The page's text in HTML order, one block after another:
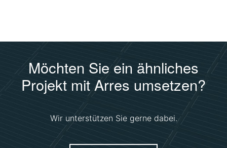
Möchten Sie ein ähnliches
Projekt mit Arres umsetzen?
Wir unterstützen Sie gerne dabei.